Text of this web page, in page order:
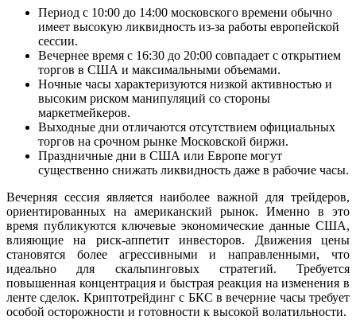
Период с 10:00 до 14:00 московского времени обычно
имеет высокую ликвидность из-за работы европейской
сессии.
Вечернее время с 16:30 до 20:00 совпадает с открытием
торгов в США и максимальными объемами.
Ночные часы характеризуются низкой активностью и
высоким риском манипуляций со стороны
маркетмейкеров.
Выходные дни отличаются отсутствием официальных
торгов на срочном рынке Московской биржи.
Праздничные дни в США или Европе могут
существенно снижать ликвидность даже в рабочие часы.
Вечерняя сессия является наиболее важной для трейдеров,
ориентированных на американский рынок. Именно в это
время публикуются ключевые экономические данные США,
влияющие на риск-аппетит инвесторов. Движения цены
становятся более агрессивными и направленными, что
идеально для скальпинговых стратегий. Требуется
повышенная концентрация и быстрая реакция на изменения в
ленте сделок. Криптотрейдинг с БКС в вечерние часы требует
особой осторожности и готовности к высокой волатильности.